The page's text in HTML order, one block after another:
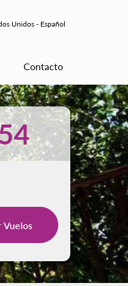
Unidos- Español
Contacto
Vuelos